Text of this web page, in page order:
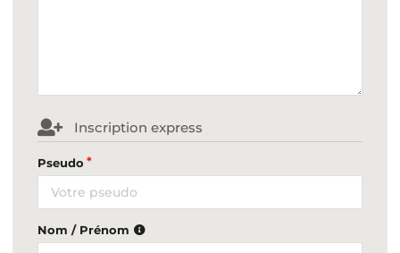
Inscription express
Pseudo
Nom / Prénom